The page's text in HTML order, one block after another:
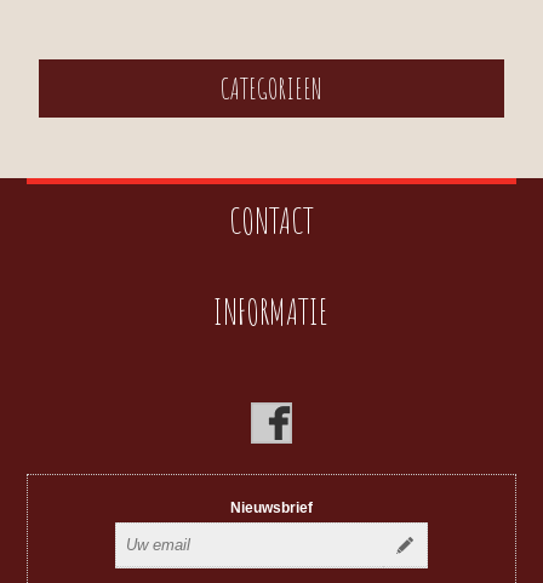
CATEGORIEEN
CONTACT
INFORMATIE
Nieuwsbrief